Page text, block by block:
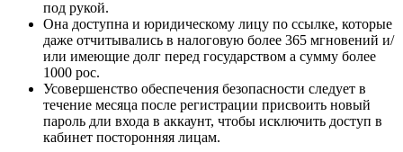
под рукой.
Она доступна и юридическому лицу по ссылке, которые
даже отчитывались в налоговую более 365 мгновений и/
или имеющие долг перед государством а сумму более
1000 рос.
Усовершенство обеспечения безопасности следует в
течение месяца после регистрации присвоить новый
пароль дли входа в аккаунт, чтобы исключить доступ в
кабинет посторонняя лицам.